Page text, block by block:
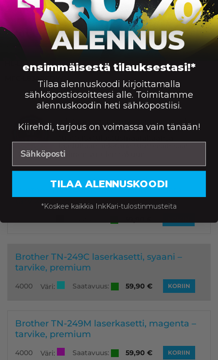
Yhteensopivuus — Brother
HL-L8240CDW
MFC-L8340CDW
MFC-L8390CDW
Tulostustarvikkeet
laserkasetit vastaavat alkuperäisiä
laadultaan. inkKarin tuotteisiin saat
kolmen vuoden takuun.
Brother TN-249BK laserkasetti, musta –
Brother TN-249C laserkasetti, syaani –
tarvike, premium
4000 Väri: Saatavuus: 59,90 € KORIIN
Brother TN-249M laserkasetti, magenta –
tarvike, premium
4000 Väri: Saatavuus: 59,90 € KORIIN
ensimmäisestä tilauksestasi!*
Tilaa alennuskoodi kirjoittamalla
sähköpostiosoitteesi alle. Toimitamme
alennuskoodin heti sähköpostiisi.
Kiirehdi, tarjous on voimassa vain tänään!
TILAA ALENNUSKOODI
*Koskee kaikkia InkKari-tulostinmusteita